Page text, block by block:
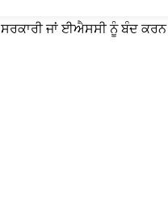
ਸਰਕਾਰੀ ਜਾਂ ਈਐਸਸੀ ਨੂੰ ਬੰਦ